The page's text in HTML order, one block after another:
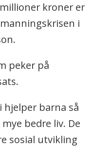
kroner er
i
peker på
hjelper barna så
bedre liv. De
sosial utvikling